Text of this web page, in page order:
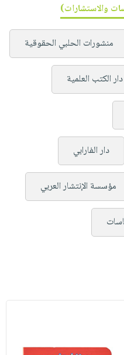
والاستشارات)
منشورات الحلبي الحقوقية
دار الكتب العلمية
دار الفارابي
مؤسسة الإنتشار العربي